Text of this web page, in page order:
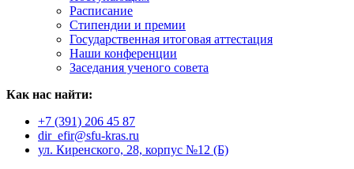
Расписание
Стипендии и премии
Государственная итоговая аттестация
Наши конференции
Заседания ученого совета
Как нас найти:
+7 (391) 206 45 87
dir_efir@sfu-kras.ru
ул. Киренского, 28, корпус №12 (Б)